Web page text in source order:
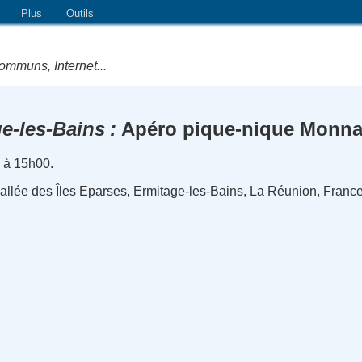
Plus Outils
Internet...
les-Bains Apéro pique-nique
15h00.
des Îles Eparses, Ermitage-les-Bains, La Réunion,